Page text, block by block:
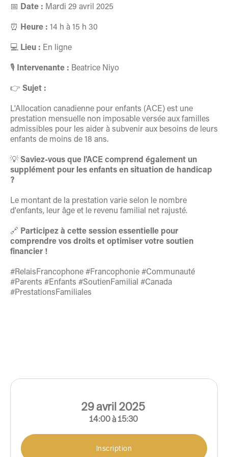
📅 Date : Mardi 29 avril 2025
⏰ Heure : 14 h à 15 h 30
💻 Lieu : En ligne
🎙️ Intervenante : Beatrice Niyo
👉 Sujet :
L'Allocation canadienne pour enfants (ACE) est une
prestation mensuelle non imposable versée aux familles
admissibles pour les aider à subvenir aux besoins de leurs
enfants de moins de 18 ans.
💡Saviez-vous que l'ACE comprend également un
supplément pour les enfants en situation de handicap
?
Le montant de la prestation varie selon le nombre
d'enfants, leur âge et le revenu familial net rajusté.
🔗 Participez à cette session essentielle pour
comprendre vos droits et optimiser votre soutien
financier !
#RelaisFrancophone #Francophonie #Communauté
#Parents #Enfants #SoutienFamilial #Canada
#PrestationsFamiliales
29avril2025
14:00à 15:30
Inscription